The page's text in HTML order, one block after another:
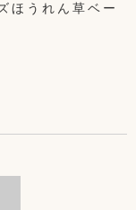
ほうれん草ベー